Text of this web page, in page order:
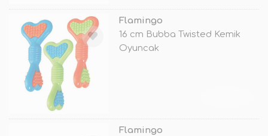
Flamingo
16 cm Bubba Twisted Kemik
Oyuncak
Flamingo